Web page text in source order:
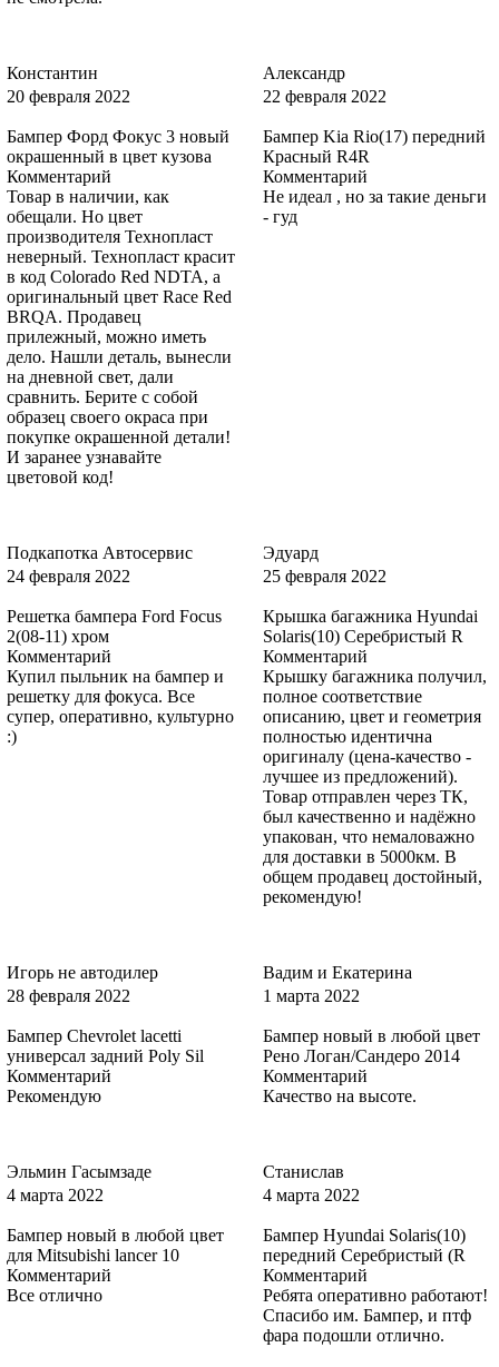
3DTC, 3DTCWWA - TONIC
3DTC, 3DTCWWA - TONIC
8CWA, 8CWAWWA - BLAZER BLUE, BLEU ABYSSE, BLAZER
BLAU (СОЛИД)
8CWA, 8CWAWWA - BLAZER BLUE, BLEU ABYSSE, BLAZER
BLAU (СОЛИД)
BLAU (СОЛИД)
8CWA, 8CWAWWA - BLAZER BLUE, BLEU ABYSSE, BLAZER
BLAU (СОЛИД)
8CPC - VISION
8CPC - VISION
8RTE - MORELLO
8RTE - MORELLO
Константин
20 февраля 2022
Бампер Форд Фокус 3 новый
окрашенный в цвет кузова
Комментарий
Товар в наличии, как
обещали. Но цвет
производителя Технопласт
неверный. Технопласт красит
в код Colorado Red NDTA, а
оригинальный цвет Race Red
BRQA. Продавец
прилежный, можно иметь
дело. Нашли деталь, вынесли
на дневной свет, дали
сравнить. Берите с собой
образец своего окраса при
покупке окрашенной детали!
И заранее узнавайте
цветовой код!
Александр
22 февраля 2022
Бампер Kia Rio(17) передний
Красный R4R
Комментарий
Не идеал , но за такие деньги
- гуд
Подкапотка Автосервис
24 февраля 2022
Решетка бампера Ford Focus
2(08-11) хром
Комментарий
Купил пыльник на бампер и
решетку для фокуса. Все
супер, оперативно, культурно
:)
Эдуард
25 февраля 2022
Крышка багажника Hyundai
Solaris(10) Серебристый R
Комментарий
Крышку багажника получил,
полное соответствие
описанию, цвет и геометрия
полностью идентична
оригиналу (цена-качество -
лучшее из предложений).
Товар отправлен через ТК,
был качественно и надёжно
упакован, что немаловажно
для доставки в 5000км. В
общем продавец достойный,
рекомендую!
Игорь не автодилер
28 февраля 2022
Бампер Chevrolet lacetti
универсал задний Poly Sil
Комментарий
Рекомендую
Вадим и Екатерина
1 марта 2022
Бампер новый в любой цвет
Рено Логан/Сандеро 2014
Комментарий
Качество на высоте.
Эльмин Гасымзаде
4 марта 2022
Бампер новый в любой цвет
для Mitsubishi lancer 10
Комментарий
Все отлично
Станислав
4 марта 2022
Бампер Hyundai Solaris(10)
передний Серебристый (R
Комментарий
Ребята оперативно работают!
Спасибо им. Бампер, и птф
фара подошли отлично.